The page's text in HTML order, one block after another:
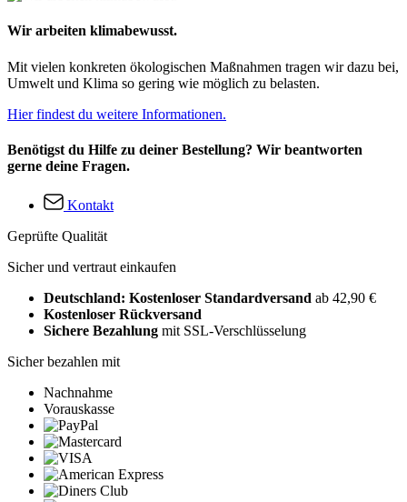
Wir arbeiten klimabewusst.
Mit vielen konkreten ökologischen Maßnahmen tragen wir dazu bei,
Umwelt und Klima so gering wie möglich zu belasten.
Hier findest du weitere Informationen.
Benötigst du Hilfe zu deiner Bestellung? Wir beantworten
gerne deine Fragen.
Kontakt
Geprüfte Qualität
Sicher und vertraut einkaufen
Deutschland: Kostenloser Standardversand ab 42,90 €
Kostenloser Rückversand
Sichere Bezahlung mit SSL-Verschlüsselung
Sicher bezahlen mit
Nachnahme
Vorauskasse